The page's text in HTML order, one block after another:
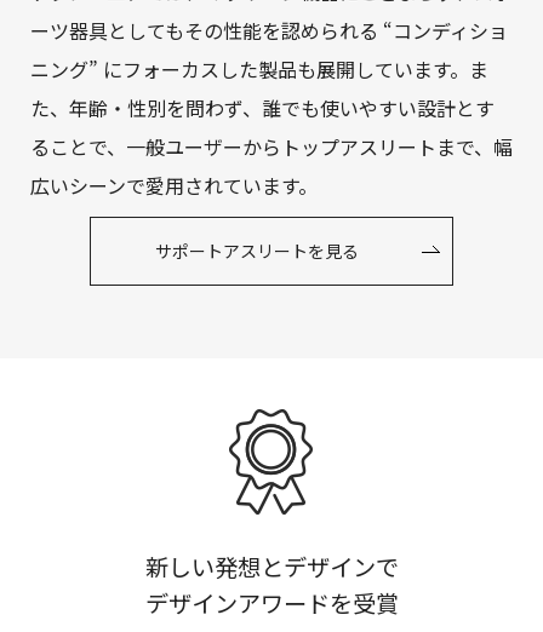
ーツ器具としてもその性能を認められる “コンディショ
ニング” にフォーカスした製品も展開しています。ま
た、年齢・性別を問わず、誰でも使いやすい設計とす
ることで、一般ユーザーからトップアスリートまで、幅
広いシーンで愛用されています。
サポートアスリートを見る
新しい発想とデザインで
デザインアワードを受賞